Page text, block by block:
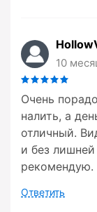
10
Очень
налить, а
отличный.
и без
рекомендую.
Ответить